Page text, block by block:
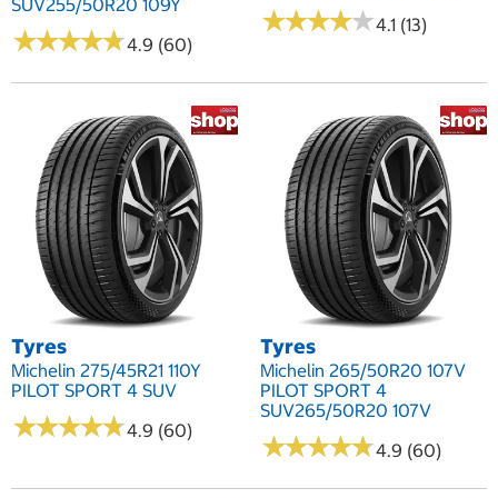
SUV255/50R20 109Y
★★★★★
★★★★★4.9 (60)
★★★★★
★★★★★4.1 (13)
Tyres
Michelin 275/45R21 110Y
PILOT SPORT 4 SUV
★★★★★
★★★★★4.9 (60)
Tyres
Michelin 265/50R20 107V
PILOT SPORT 4
SUV265/50R20 107V
★★★★★
★★★★★4.9 (60)